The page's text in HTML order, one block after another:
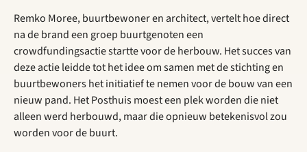
Remko Moree, buurtbewoner en architect, vertelt hoe direct
na de brand een groep buurtgenoten een
crowdfundingsactie startte voor de herbouw. Het succes van
deze actie leidde tot het idee om samen met de stichting en
buurtbewoners het initiatief te nemen voor de bouw van een
nieuw pand. Het Posthuis moest een plek worden die niet
alleen werd herbouwd, maar die opnieuw betekenisvol zou
worden voor de buurt.